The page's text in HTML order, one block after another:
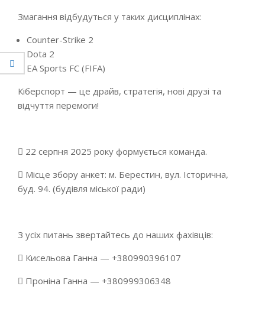
Змагання відбудуться у таких дисциплінах:
Counter-Strike 2
Dota 2
EA Sports FC (FIFA)
Кіберспорт — це драйв, стратегія, нові друзі та
відчуття перемоги!
 22 серпня 2025 року формується команда.
 Місце збору анкет: м. Берестин, вул. Історична,
буд. 94. (будівля міської ради)
З усіх питань звертайтесь до наших фахівців:
 Кисельова Ганна — +380990396107
 Проніна Ганна — +380999306348